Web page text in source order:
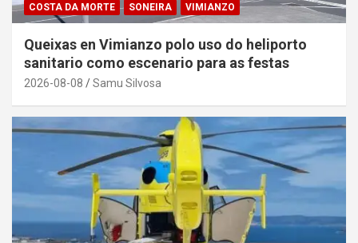
COSTA DA MORTE SONEIRA VIMIANZO
Queixas en Vimianzo polo uso do heliporto
sanitario como escenario para as festas
2026-08-08 Samu Silvosa